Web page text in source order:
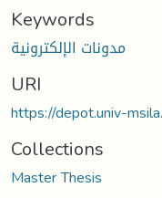
Keywords
مدونات الإلكترونية
URI
https://depot.univ-
Collections
Master Thesis